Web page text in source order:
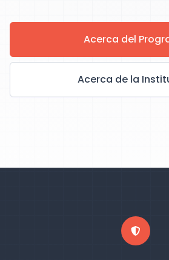
Acerca del
Acerca de la